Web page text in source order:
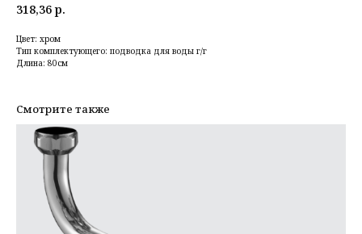
318,36 р.
Цвет: хром
Тип комплектующего: подводка для воды г/г
Длина: 80см
Смотрите также